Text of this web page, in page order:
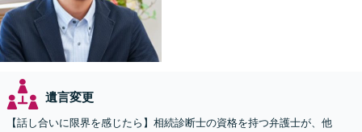
遺言変更
【話し合いに限界を感じたら】相続診断士の資格を持つ弁護士が、他